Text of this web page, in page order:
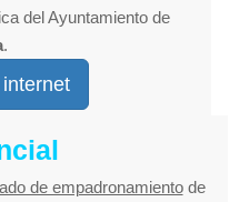
del Ayuntamiento de
.
de empadronamientode